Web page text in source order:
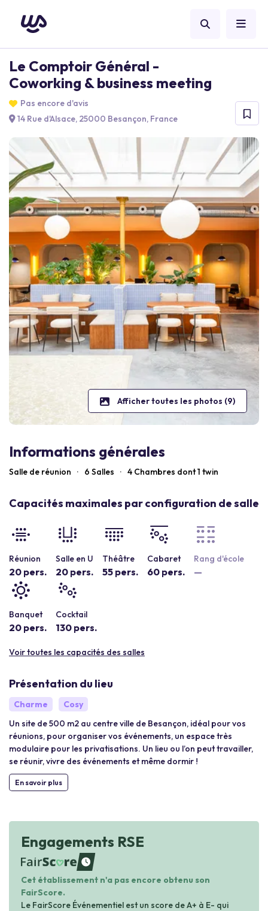
Le Comptoir Général -
Coworking & business meeting
Pas encore d'avis
14 Rue d'Alsace, 25000 Besançon, France
Afficher toutes les photos (9)
Informations générales
Salle de réunion · 6 Salles · 4 Chambres dont 1 twin
Capacités maximales par configuration de salle
Réunion
20 pers.
Salle en U
20 pers.
Théâtre
55 pers.
Cabaret
60 pers.
Rang d'école
—
Banquet
20 pers.
Cocktail
130 pers.
Voir toutes les capacités des salles
Présentation du lieu
Charme
Cosy
Un site de 500 m2 au centre ville de Besançon, idéal pour vos
réunions, pour organiser vos événements, un espace très
modulaire pour les privatisations. Un lieu ou l’on peut travailler,
se réunir, vivre des événements et même dormir !
En savoir plus
Engagements RSE
waiting
Cet établissement n'a pas encore obtenu son
FairScore.
Le FairScore Événementiel est un score de A+ à E- qui